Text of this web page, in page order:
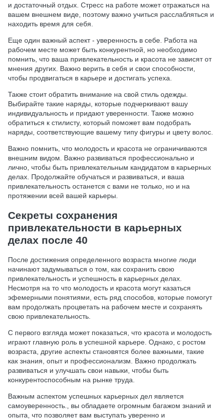
и достаточный отдых. Стресс на работе может отражаться на
вашем внешнем виде, поэтому важно учиться расслабляться и
находить время для себя.
Еще один важный аспект - уверенность в себе. Работа на
рабочем месте может быть конкурентной, но необходимо
помнить, что ваша привлекательность и красота не зависят от
мнения других. Важно верить в себя и свои способности,
чтобы продвигаться в карьере и достигать успеха.
Также стоит обратить внимание на свой стиль одежды.
Выбирайте такие наряды, которые подчеркивают вашу
индивидуальность и придают уверенности. Также можно
обратиться к стилисту, который поможет вам подобрать
наряды, соответствующие вашему типу фигуры и цвету волос.
Важно помнить, что молодость и красота не ограничиваются
внешним видом. Важно развиваться профессионально и
лично, чтобы быть привлекательным кандидатом в карьерных
делах. Продолжайте обучаться и развиваться, и ваша
привлекательность останется с вами не только, но и на
протяжении всей вашей карьеры.
Секреты сохранения
привлекательности в карьерных
делах после 40
После достижения определенного возраста многие люди
начинают задумываться о том, как сохранить свою
привлекательность и успешность в карьерных делах.
Несмотря на то что молодость и красота могут казаться
эфемерными понятиями, есть ряд способов, которые помогут
вам продолжать процветать на рабочем месте и сохранять
свою привлекательность.
С первого взгляда может показаться, что красота и молодость
играют главную роль в успешной карьере. Однако, с ростом
возраста, другие аспекты становятся более важными, такие
как знания, опыт и профессионализм. Важно продолжать
развиваться и улучшать свои навыки, чтобы быть
конкурентоспособным на рынке труда.
Важным аспектом успешных карьерных дел является
самоуверенность., вы обладаете огромным багажом знаний и
опыта, что позволяет вам выступать уверенно и